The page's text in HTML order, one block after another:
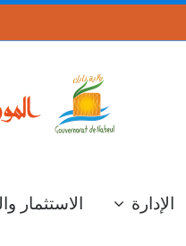
الإدارة الاستثمار